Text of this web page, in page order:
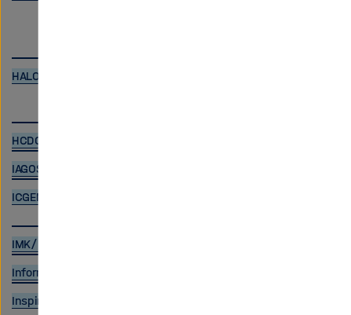
HALO database
HCDC datasearch
IAGOS Data Centre
ICGEM
IMK/IAA generated MIPAS/Envisat data
Informationssystem Graffiti in Deutschland (INGRID)
Inspire-HEP